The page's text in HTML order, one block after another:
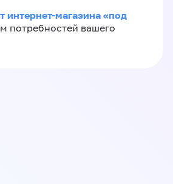
интернет-магазина «под
потребностей вашего